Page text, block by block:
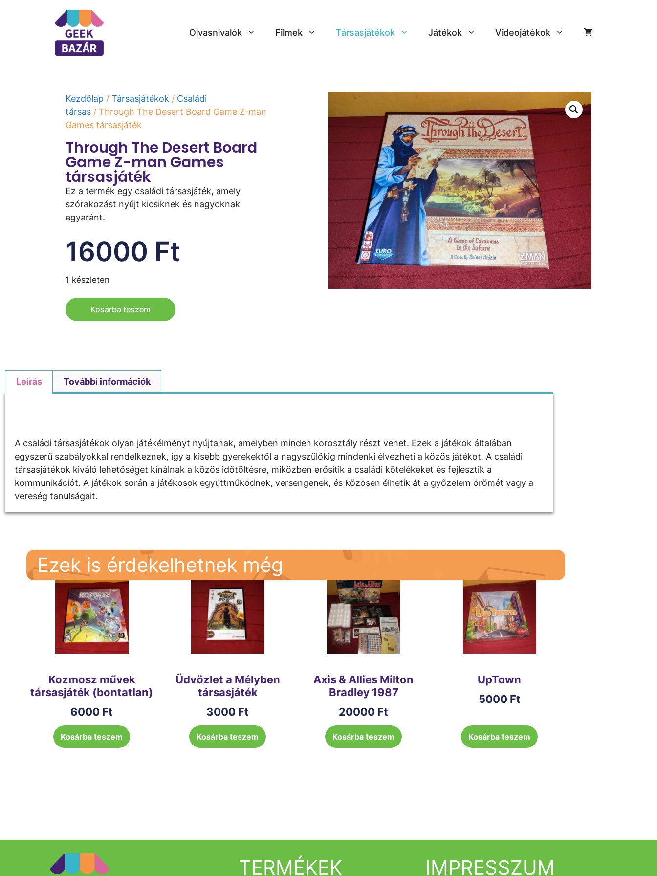
Olvasnivalók Filmek Társasjátékok Játékok Videojátékok
Kezdőlap /Társasjátékok / Családi
társas / Through The Desert Board Game Z-man
Games társasjáték
Through The Desert Board
Game Z-man Games
társasjáték
Ez a termék egy családi társasjáték, amely
szórakozást nyújt kicsiknek és nagyoknak
egyaránt.
16000 Ft
1 készleten
Kosárba teszem
Leírás További információk
A családi társasjátékok olyan játékélményt nyújtanak, amelyben minden korosztály részt vehet. Ezek a játékok általában
egyszerű szabályokkal rendelkeznek, így a kisebb gyerekektől a nagyszülőkig mindenki élvezheti a közös játékot. A családi
társasjátékok kiváló lehetőséget kínálnak a közös időtöltésre, miközben erősítik a családi kötelékeket és fejlesztik a
kommunikációt. A játékok során a játékosok együttműködnek, versengenek, és közösen élhetik át a győzelem örömét vagy a
vereség tanulságait.
Ezek is érdekelhetnek még
Kozmosz művek
társasjáték (bontatlan)
6000 Ft
Kosárba teszem
Üdvözlet a Mélyben
társasjáték
3000 Ft
Kosárba teszem
Axis & Allies Milton
Bradley 1987
20000 Ft
Kosárba teszem
UpTown
5000 Ft
Kosárba teszem
TERMÉKEK IMPRESSZUM